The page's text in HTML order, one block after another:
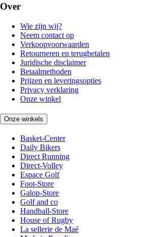
Over
Wie zijn wij?
Neem contact op
Verkoopvoorwaarden
Retourneren en terugbetalen
Juridische disclaimer
Betaalmethoden
Prijzen en leveringsopties
Privacy verklaring
Onze winkel
Onze winkels
Basket-Center
Daily Bikers
Direct Running
Direct-Volley
Espace Golf
Foot-Store
Galop-Store
Golf and co
Handball-Store
House of Rugby
La sellerie de Maé